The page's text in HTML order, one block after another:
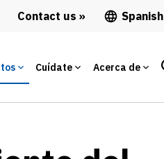
Contact us Spanish
Cuídate Acerca de